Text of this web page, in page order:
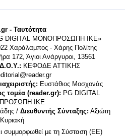
- Ταυτότητα
DIGITAL MONΟΠΡΟΣΩΠΗ ΙΚΕ»
Χαράλαμπος - Χάρης Πολίτης
172, Άγιοι Ανάργυροι, 13561
Δ.Ο.Υ.: ΚΕΦΟΔΕ ΑΤΤΙΚΗΣ
Ευστάθιος Μοσχονάς
τομέα (reader.gr): PG DIGITAL
ΙΚΕ
/ Διευθυντής Σύνταξης: Αξιώτη
Κυριακή
συμμορφωθεί με τη Σύσταση (ΕΕ)